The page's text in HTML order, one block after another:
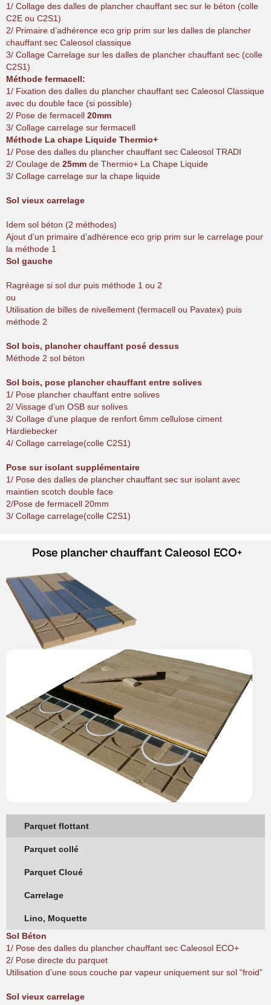
1/ Collage des dalles de plancher chauffant sec sur le béton (colle
C2E ou C2S1)
2/ Primaire d’adhérence eco grip prim sur les dalles de plancher
chauffant sec Caleosol classique
3/ Collage Carrelage sur les dalles de plancher chauffant sec (colle
C2S1)
Méthode fermacell:
1/ Fixation des dalles du plancher chauffant sec Caleosol Classique
avec du double face (si possible)
2/ Pose de fermacell 20mm
3/ Collage carrelage sur fermacell
Méthode La chape Liquide Thermio+
1/ Pose des dalles du plancher chauffant sec Caleosol TRADI
2/ Coulage de 25mm de Thermio+ La Chape Liquide
3/ Collage carrelage sur la chape liquide
Sol vieux carrelage
Idem sol béton (2 méthodes)
Ajout d’un primaire d’adhérence eco grip prim sur le carrelage pour
la méthode 1
Sol gauche
Ragréage si sol dur puis méthode 1 ou 2
ou
Utilisation de billes de nivellement (fermacell ou Pavatex) puis
méthode 2
Sol bois, plancher chauffant posé dessus
Méthode 2 sol béton
Sol bois, pose plancher chauffant entre solives
1/ Pose plancher chauffant entre solives
2/ Vissage d’un OSB sur solives
3/ Collage d’une plaque de renfort 6mm cellulose ciment
Hardiebecker
4/ Collage carrelage(colle C2S1)
Pose sur isolant supplémentaire
1/ Pose des dalles de plancher chauffant sec sur isolant avec
maintien scotch double face
2/Pose de fermacell 20mm
3/ Collage carrelage(colle C2S1)
Pose plancher chauffantCaleosol ECO+
Parquet flottant
Parquet collé
Parquet Cloué
Carrelage
Lino, Moquette
Sol Béton
1/ Pose des dalles du plancher chauffant sec Caleosol ECO+
2/ Pose directe du parquet
Utilisation d’une sous couche par vapeur uniquement sur sol “froid”
Sol vieux carrelage